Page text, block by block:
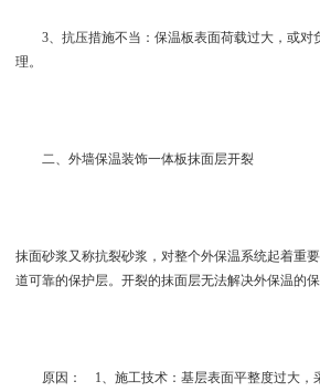
3、抗压措施不当：保温板表面荷载过大，或对
理。
二、外墙保温装饰一体板抹面层开裂
抹面砂浆又称抗裂砂浆，对整个外保温系统起着重
道可靠的保护层。开裂的抹面层无法解决外保温的
原因： 1、施工技术：基层表面平整度过大，采